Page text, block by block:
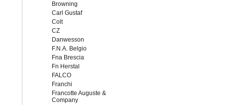
Browning
Carl Gustaf
Colt
CZ
Danwesson
F.N.A. Belgio
Fna Brescia
Fn Herstal
FALCO
Franchi
Francotte Auguste &
Company